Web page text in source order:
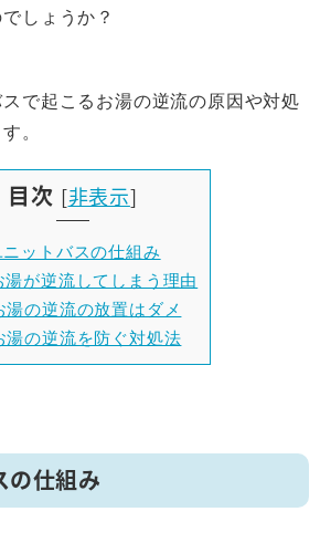
しょうか？
で起こるお湯の逆流の原因や対処
。
目次 [非表示]
ニットバスの仕組み
湯が逆流してしまう理由
湯の逆流の放置はダメ
湯の逆流を防ぐ対処法
の仕組み